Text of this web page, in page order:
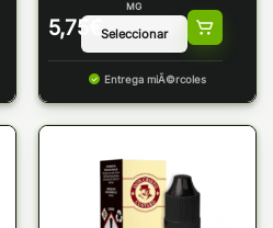
5,75 €
MG
Entrega miÃ©rcoles